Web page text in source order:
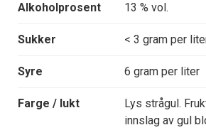
Alkoholprosent 13 % vol.
Sukker < 3 gram per
Syre 6 gram per liter
Farge / lukt
Lys strågul.
innslag av gul